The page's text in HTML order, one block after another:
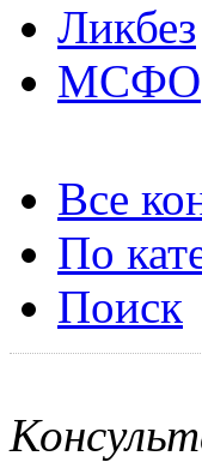
Ликбез
МСФО
Все
По
Поиск